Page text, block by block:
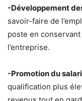
-Développement
savoir-faire de
poste en
l’entreprise.
-Promotion du
qualification plus